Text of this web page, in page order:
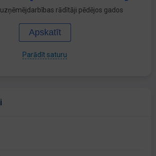
rādītāji pēdējos gados
Apskatīt
Parādīt saturu